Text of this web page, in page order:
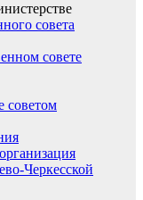
совета
совете
советом
Черкесской